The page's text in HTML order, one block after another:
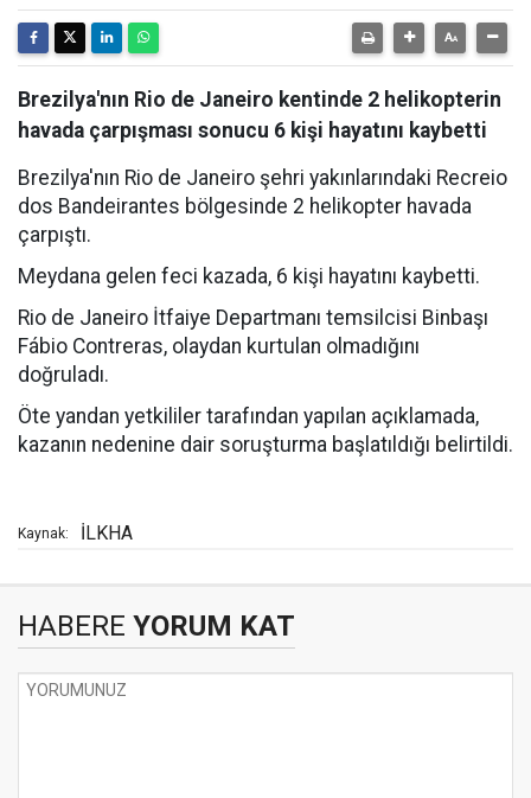
Brezilya'nın Rio de Janeiro kentinde 2 helikopterin
havada çarpışması sonucu 6 kişi hayatını kaybetti
Brezilya'nın Rio de Janeiro şehri yakınlarındaki Recreio
dos Bandeirantes bölgesinde 2 helikopter havada
çarpıştı.
Meydana gelen feci kazada, 6 kişi hayatını kaybetti.
Rio de Janeiro İtfaiye Departmanı temsilcisi Binbaşı
Fábio Contreras, olaydan kurtulan olmadığını
doğruladı.
Öte yandan yetkililer tarafından yapılan açıklamada,
kazanın nedenine dair soruşturma başlatıldığı belirtildi.
Kaynak: İLKHA
HABERE YORUM KAT